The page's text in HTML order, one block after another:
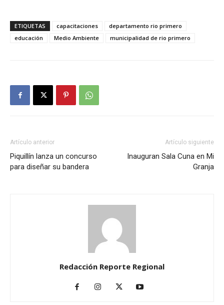
ETIQUETAS capacitaciones
departamento rio primero
educación
Medio Ambiente municipalidad de rio primero
Artículo anterior
Piquillín lanza un concurso
para diseñar su bandera
Artículo siguiente
Inauguran Sala Cuna en Mi
Granja
Redacción Reporte Regional